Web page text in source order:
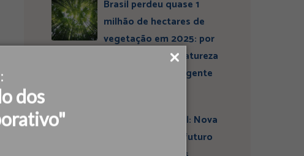
dos
Brasil perdeu quase 1
milhão de hectares de
vegetação em 2025: por
que conservar a natureza
continua sendo urgente
Entrevista ESBrasil: Nova
liderança projeta futuro